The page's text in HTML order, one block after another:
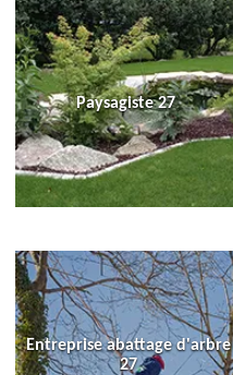
Paysagiste 27
Entreprise abattage d'arbre
27